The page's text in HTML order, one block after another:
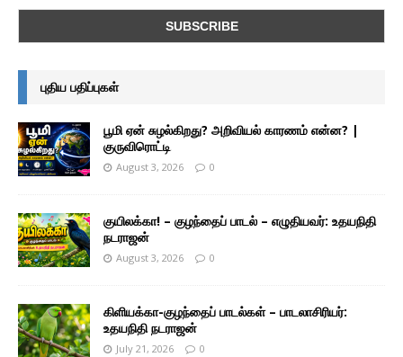
புதிய பதிப்புகள்
பூமி ஏன் சுழல்கிறது? அறிவியல் காரணம் என்ன? |
குருவிரொட்டி
August 3, 2026 0
குயிலக்கா! – குழந்தைப் பாடல் – எழுதியவர்: உதயநிதி
நடராஜன்
August 3, 2026 0
கிளியக்கா-குழந்தைப் பாடல்கள் – பாடலாசிரியர்:
உதயநிதி நடராஜன்
July 21, 2026 0